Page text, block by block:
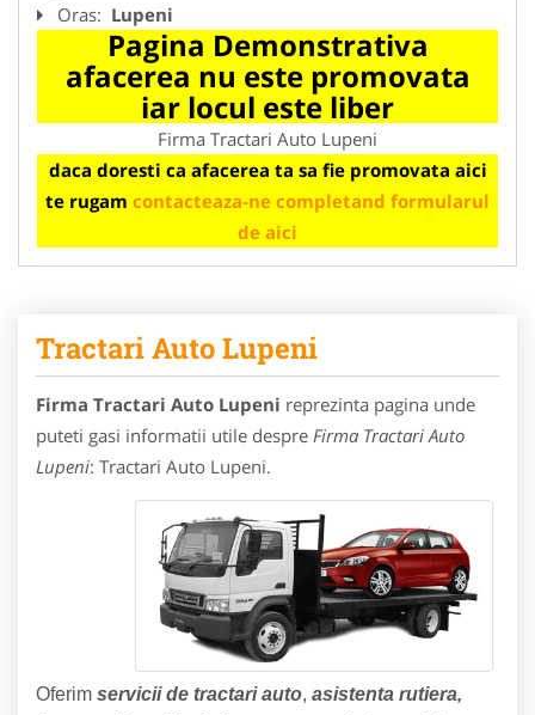
Oras: Lupeni
Pagina Demonstrativa
afacerea nu este promovata
iar locul este liber
Firma Tractari Auto Lupeni
daca doresti ca afacerea ta sa fie promovata aici
te rugam contacteaza-ne completand formularul
de aici
Tractari Auto Lupeni
Firma Tractari Auto Lupeni reprezinta pagina unde
puteti gasi informatii utile despre Firma Tractari Auto
Lupeni: Tractari Auto Lupeni.
Oferim servicii de tractari auto, asistenta rutiera,